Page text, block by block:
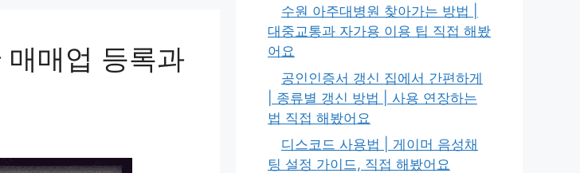
매업 등록과
수원 아주대병원 찾아가는 방법 |
대중교통과 자가용 이용 팁 직접 해봤
어요
공인인증서 갱신 집에서 간편하게
| 종류별 갱신 방법 | 사용 연장하는
법 직접 해봤어요
디스코드 사용법 | 게이머 음성채
팅 설정 가이드, 직접 해봤어요